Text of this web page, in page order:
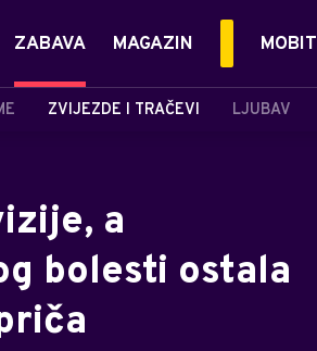
ZABAVA
ZVIJEZDE I TRAČEVI LJUBAV
MAGAZIN MOBIT
a
bolesti ostala